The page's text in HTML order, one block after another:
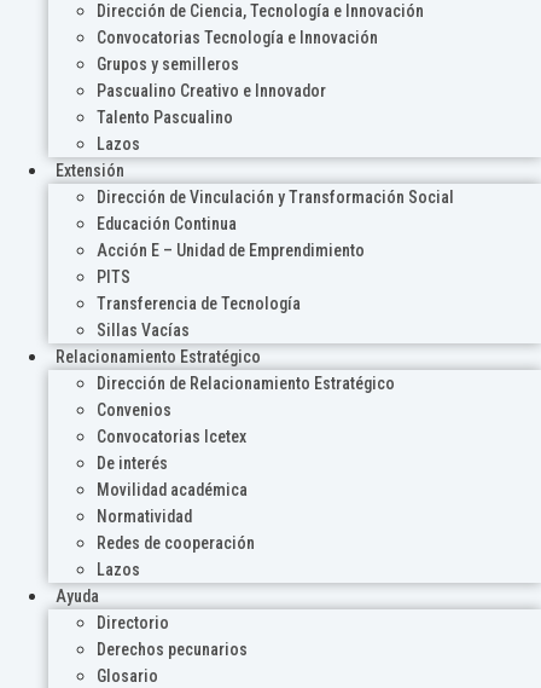
Dirección de Ciencia, Tecnología e Innovación
Convocatorias Tecnología e Innovación
Grupos y semilleros
Pascualino Creativo e Innovador
Talento Pascualino
Lazos
Extensión
Dirección de Vinculación y Transformación Social
Educación Continua
Acción E – Unidad de Emprendimiento
PITS
Transferencia de Tecnología
Sillas Vacías
Relacionamiento Estratégico
Dirección de Relacionamiento Estratégico
Convenios
Convocatorias Icetex
De interés
Movilidad académica
Normatividad
Redes de cooperación
Lazos
Ayuda
Directorio
Derechos pecunarios
Glosario